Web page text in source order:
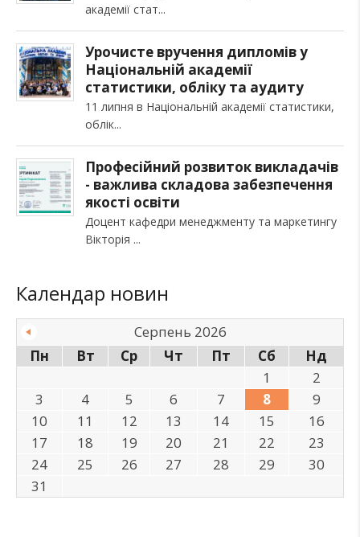
академії стат
Урочисте вручення дипломів у
Національній академії
статистики, обліку та аудиту
11 липня в Національній академії статистики,
облік
Професійний розвиток викладачів
- важлива складова забезпечення
якості освіти
Доцент кафедри менеджменту та маркетингу
Вікторія
Календар новин
Серпень 2026
Пн
Вт Ср Чт Пт Сб
Нд
1
2
3
4 5 6 7 8
9
10
11 12 13 14 15
16
17
18 19 20 21 22
23
24
25 26 27 28 29
30
31